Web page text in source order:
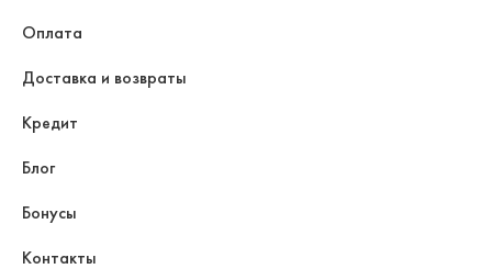
Оплата
Доставка и возвраты
Кредит
Блог
Бонусы
Контакты